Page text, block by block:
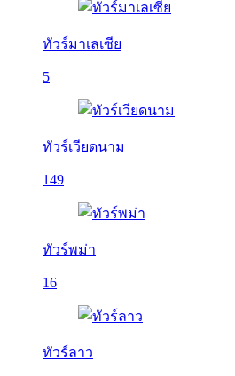
ทัวร์มาเลเซีย
5
ทัวร์เวียดนาม
149
ทัวร์พม่า
16
ทัวร์ลาว